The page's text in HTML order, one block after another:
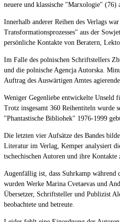
neuere und klassische "Marxologie" (76)
Innerhalb anderer Reihen des Verlags
Transformationsprozesses" aus der
persönliche Kontakte von Beratern,
Im Falle des polnischen Schriftstellers
und die polnische Agencja Autorska.
Auftrag des Auswärtigen Amtes
Weniger Gegenliebe entwickelte Unseld
Trotz insgesamt 360 Reihentiteln wurde
"Phantastische Bibliohek" 1976-1999
Die letzten vier Aufsätze des Bandes
Literatur im Verlag, Kemper analysiert
tschechischen Autoren und ihre Kontakte
Augenfällig ist, dass Suhrkamp
wurden Werke Marina Cvetaevas und
Übersetzer, Schriftsteller und Publizist
beobachtete und betreute.